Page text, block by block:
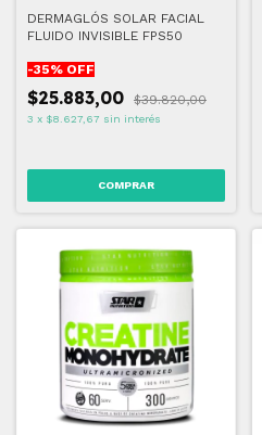
DERMAGLÓS SOLAR FACIAL
FLUIDO INVISIBLE FPS50
-35% OFF
$25.883,00 $39.820,00
3 x $8.627,67 sin interés